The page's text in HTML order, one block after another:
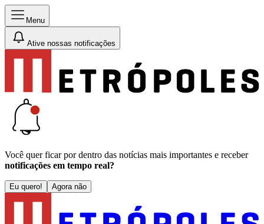
Menu
Ative nossas notificações
Você quer ficar por dentro das notícias mais importantes e receber
notificações em tempo real?
Eu quero! Agora não